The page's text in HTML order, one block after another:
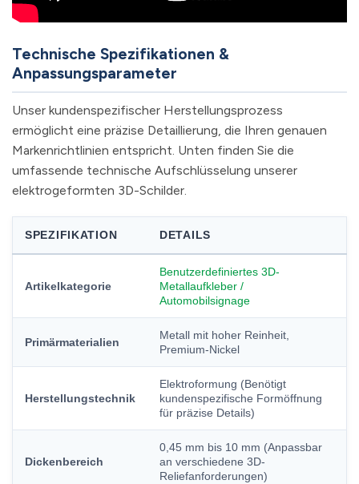
Technische Spezifikationen &
Anpassungsparameter
Unser kundenspezifischer Herstellungsprozess
ermöglicht eine präzise Detaillierung, die Ihren genauen
Markenrichtlinien entspricht. Unten finden Sie die
umfassende technische Aufschlüsselung unserer
elektrogeformten 3D-Schilder.
SPEZIFIKATION DETAILS
Artikelkategorie
Benutzerdefiniertes 3D-
Metallaufkleber /
Automobilsignage
Primärmaterialien
Metall mit hoher Reinheit,
Premium-Nickel
Herstellungstechnik
Elektroformung (Benötigt
kundenspezifische Formöffnung
für präzise Details)
Dickenbereich
0,45 mm bis 10 mm (Anpassbar
an verschiedene 3D-
Reliefanforderungen)